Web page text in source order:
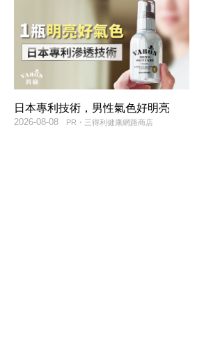
日本專利技術，男性氣色好明亮
PR・三得利健康網路商店
2026-08-08